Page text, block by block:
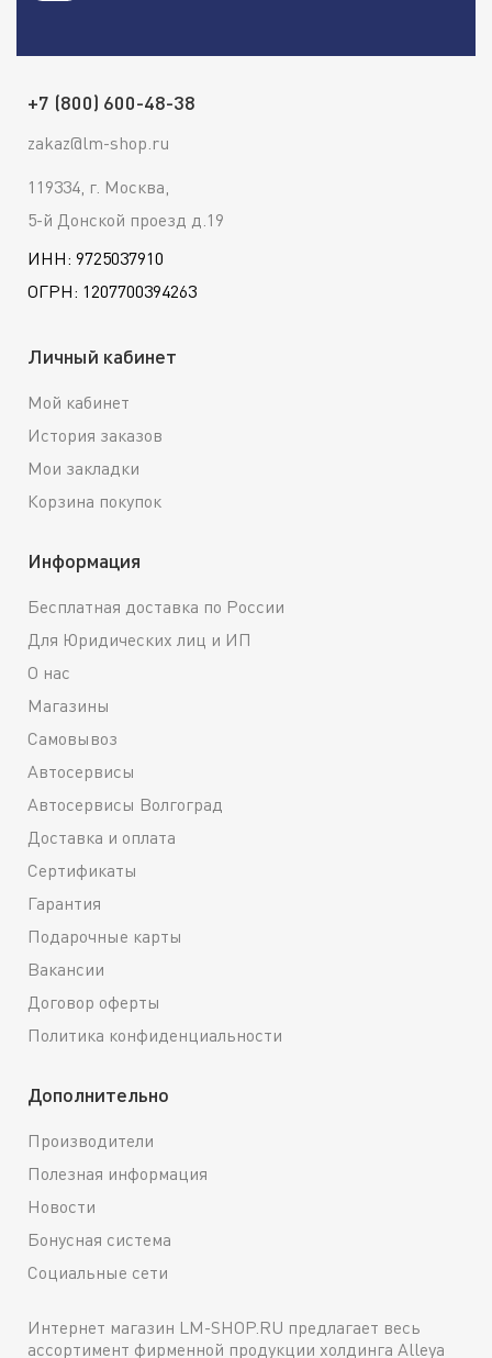
+7 (800) 600-48-38
zakaz@lm-shop.ru
119334, г. Москва,
5-й Донской проезд д.19
ИНН: 9725037910
ОГРН: 1207700394263
Личный кабинет
Мой кабинет
История заказов
Мои закладки
Корзина покупок
Информация
Бесплатная доставка по России
Для Юридических лиц и ИП
О нас
Магазины
Самовывоз
Автосервисы
Автосервисы Волгоград
Доставка и оплата
Сертификаты
Гарантия
Подарочные карты
Вакансии
Договор оферты
Политика конфиденциальности
Дополнительно
Производители
Полезная информация
Новости
Бонусная система
Социальные сети
Интернет магазин LM-SHOP.RU предлагает весь
ассортимент фирменной продукции холдинга Alleya